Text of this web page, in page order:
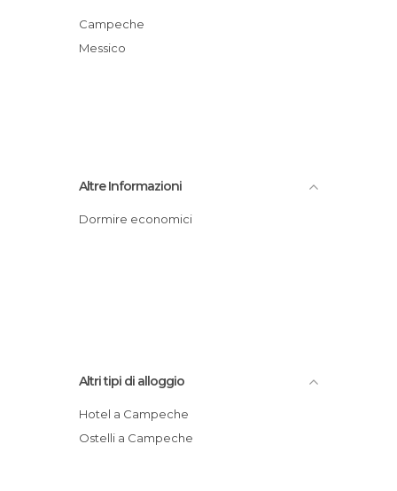
Campeche
Messico
Altre Informazioni
Dormire economici
Altri tipi di alloggio
Hotel a Campeche
Ostelli a Campeche